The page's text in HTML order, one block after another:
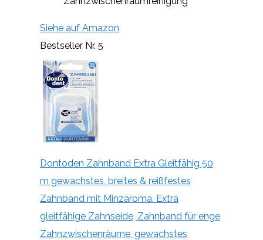
Siehe auf Amazon
Bestseller Nr. 5
Dontoden Zahnband Extra Gleitfähig 50
m gewachstes, breites & reißfestes
Zahnband mit Minzaroma. Extra
gleitfähige Zahnseide, Zahnband für enge
Zahnzwischenräume, gewachstes